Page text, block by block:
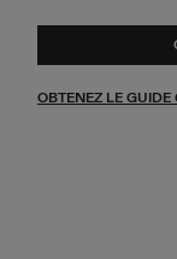
OBTENEZ LE